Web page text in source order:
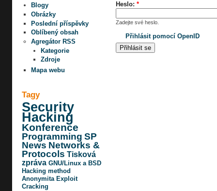
Blogy
Obrázky
Poslední příspěvky
Oblíbený obsah
Agregátor RSS
Kategorie
Zdroje
Mapa webu
Tagy
Security
Hacking
Konference
Programming SP
News Networks &
Protocols Tisková
zpráva GNU/Linux a BSD
Hacking method
Anonymita Exploit
Cracking
Heslo: *
Zadejte své heslo.
Přihlásit pomocí OpenID